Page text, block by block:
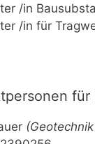
/in
/in für